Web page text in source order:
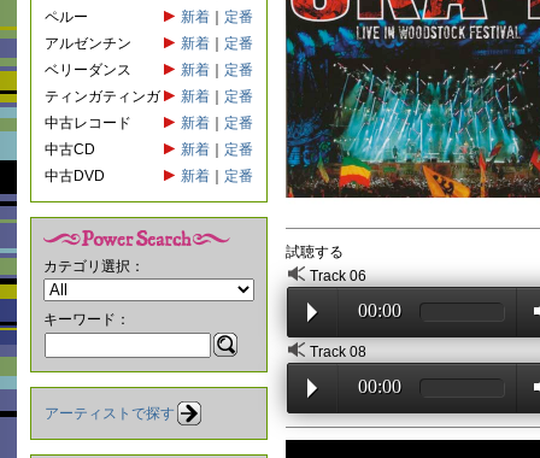
ペルー
新着
定番
アルゼンチン
新着
定番
ベリーダンス
新着
定番
ティンガティンガ
新着
定番
中古レコード
新着
定番
中古CD
新着
定番
中古DVD
新着 定番
カテゴリ選択：
キーワード：
アーティストで探す
試聴する
Track 06
00:00
Track 08
00:00